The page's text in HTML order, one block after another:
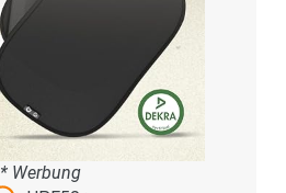
* Werbung